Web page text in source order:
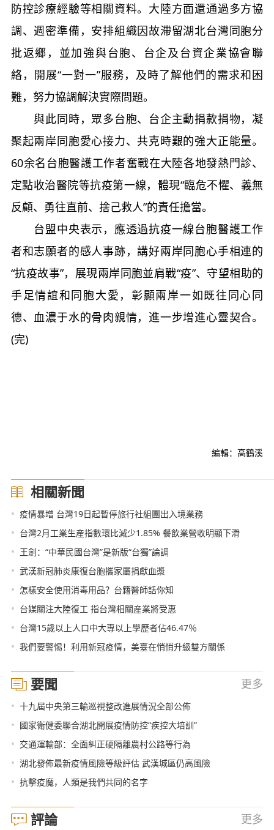
防控診療經驗等相關資料。大陸方面還通過多方協
調、週密準備，安排組織因故滯留湖北台灣同胞分
批返鄉，並加強與台胞、台企及台資企業協會聯
絡，開展“一對一”服務，及時了解他們的需求和困
難，努力協調解決實際問題。
與此同時，眾多台胞、台企主動捐款捐物，凝
聚起兩岸同胞愛心接力、共克時艱的強大正能量。
60余名台胞醫護工作者奮戰在大陸各地發熱門診、
定點收治醫院等抗疫第一線，體現“臨危不懼、義無
反顧、勇往直前、捨己救人”的責任擔當。
台盟中央表示，應透過抗疫一線台胞醫護工作
者和志願者的感人事跡，講好兩岸同胞心手相連的
“抗疫故事”，展現兩岸同胞並肩戰“疫”、守望相助的
手足情誼和同胞大愛，彰顯兩岸一如既往同心同
德、血濃于水的骨肉親情，進一步增進心靈契合。
(完)
編輯：高鶴溪
相關新聞
• 疫情暴增 台灣19日起暫停旅行社組團出入境業務
• 台灣2月工業生産指數環比減少1.85% 餐飲業營收明顯下滑
• 王劍：“中華民國台灣”是新版“台獨”論調
• 武漢新冠肺炎康復台胞攜家屬捐獻血漿
• 怎樣安全使用消毒用品？台籍醫師話你知
• 台媒關注大陸復工 指台灣相關産業將受惠
• 台灣15歲以上人口中大專以上學歷者佔46.47％
• 我們要警惕！利用新冠疫情，美臺在悄悄升級雙方關係
要聞 更多
• 十九屆中央第三輪巡視整改進展情況全部公佈
• 國家衛健委聯合湖北開展疫情防控“疾控大培訓”
• 交通運輸部：全面糾正硬隔離農村公路等行為
• 湖北發佈最新疫情風險等級評估 武漢城區仍高風險
• 抗擊疫魔，人類是我們共同的名字
評論 更多